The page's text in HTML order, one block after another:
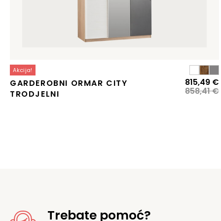
Akcija!
GARDEROBNI ORMAR CITY
TRODJELNI
858,41€
815,49 €
Trebate pomoć?